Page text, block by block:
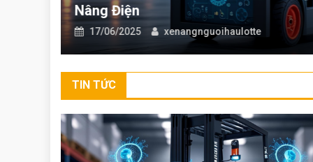
Nâng Điện
17/06/2025 xenangnguoihaulotte
TIN TỨC